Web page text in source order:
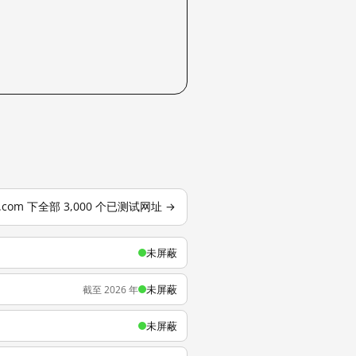
下全部 3,000 个已测试网址 →
未屏蔽
截至 2026 年 未屏蔽
未屏蔽